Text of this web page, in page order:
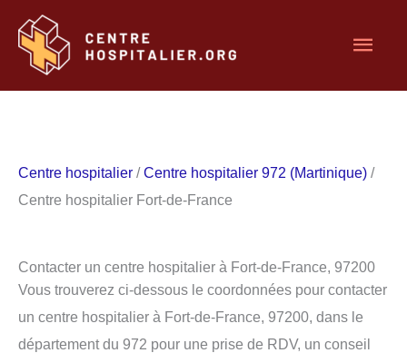
contenu
Centre hospitalier /Centre hospitalier 972 (Martinique) /
Centre hospitalier Fort-de-France
Contacter un centre hospitalier à Fort-de-France, 97200
Vous trouverez ci-dessous le coordonnées pour contacter
un centre hospitalier à Fort-de-France, 97200, dans le
département du 972 pour une prise de RDV, un conseil